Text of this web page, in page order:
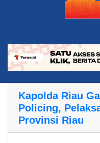
Kapolda Riau
Policing,
Provinsi Riau